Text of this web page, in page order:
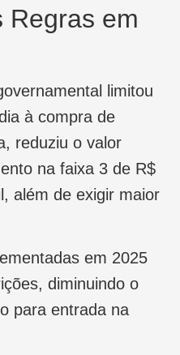
Regras em
limitou
à compra de
reduziu o valor
na faixa 3 de R$
além de exigir maior
em 2025
diminuindo o
para entrada na